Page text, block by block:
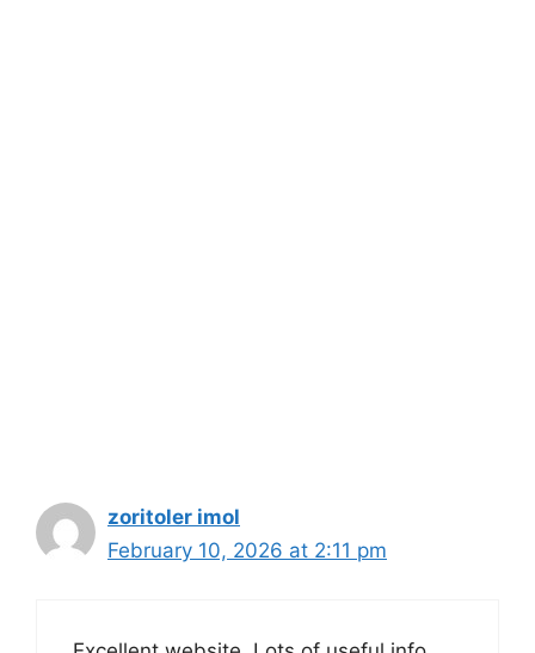
zoritoler imol
February 10, 2026 at 2:11 pm